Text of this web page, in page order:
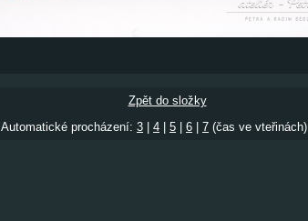
Zpět do složky
Automatické procházení: 3 4 5 6 7 (čas ve vteřinách)